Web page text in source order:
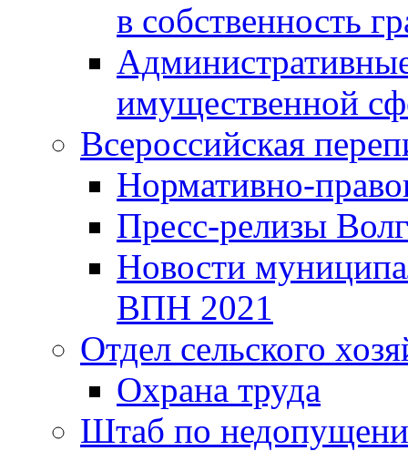
в собственность
имущественной
Всероссийская
Нормативно-
Пресс-релизы
Новости
ВПН 2021
Отдел сельского
Охрана труда
Штаб по